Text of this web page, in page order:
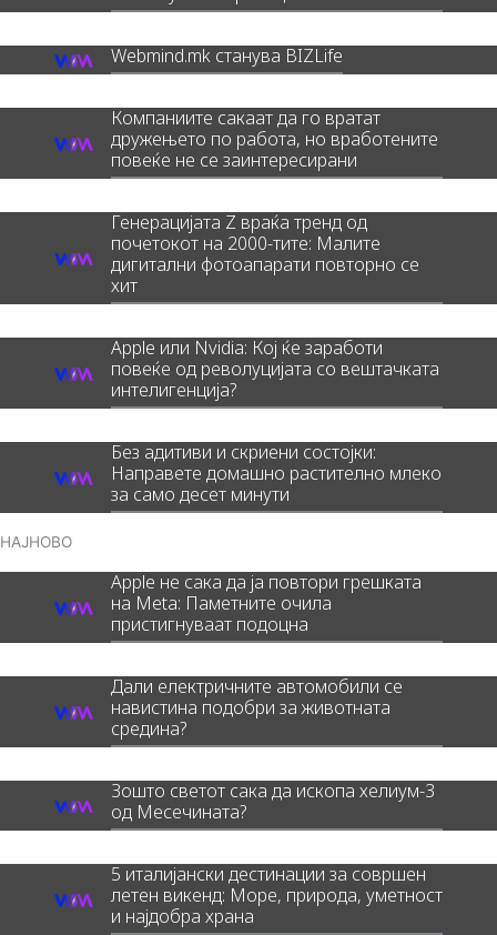
Webmind.mk станува BIZLife
Компаниите сакаат да го вратат
дружењето по работа, но вработените
повеќе не се заинтересирани
Генерацијата Z враќа тренд од
почетокот на 2000-тите: Малите
дигитални фотоапарати повторно се
хит
Apple или Nvidia: Кој ќе заработи
повеќе од револуцијата со вештачката
интелигенција?
Без адитиви и скриени состојки:
Направете домашно растително млеко
за само десет минути
НАЈНОВО
Apple не сака да ја повтори грешката
на Meta: Паметните очила
пристигнуваат подоцна
Дали електричните автомобили се
навистина подобри за животната
средина?
Зошто светот сака да ископа хелиум-3
од Месечината?
5 италијански дестинации за совршен
летен викенд: Море, природа, уметност
и најдобра храна